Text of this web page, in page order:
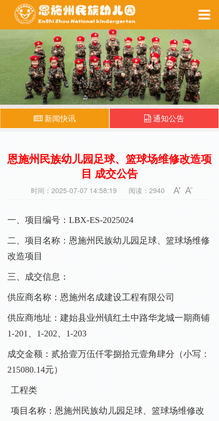
家园互动
备课系统
每周食谱
健康之窗
新闻快讯 通知公告
恩施州民族幼儿园足球、篮球场维修改造项
目 成交公告
时间：2025-07-07 14:58:19 阅读：2940
一、项目编号： LBX-ES-2025024
二、项目名称：恩施州民族幼儿园足球、篮球场维修
改造项目
三、成交信息：
供应商名称：恩施州名成建设工程有限公司
供应商地址：建始县业州镇红土中路华龙城一期商铺
1-201、1-202、1-203
成交金额 ： 贰拾壹万伍仟零捌拾元壹角肆分（小写：
215080.14元 ）
工程类
项目名称： 恩施州民族幼儿园足球、篮球场维修改